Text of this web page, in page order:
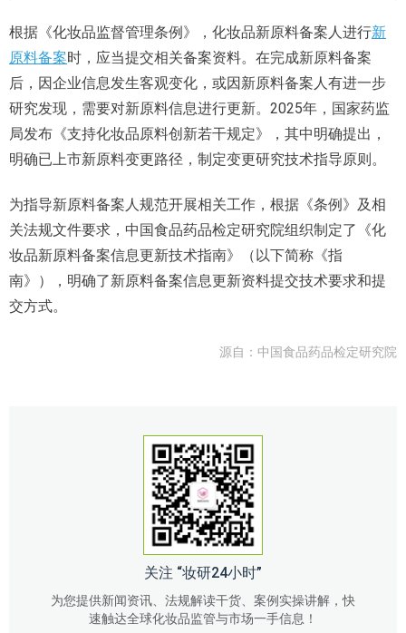
根据《化妆品监督管理条例》，化妆品新原料备案人进行新
原料备案时，应当提交相关备案资料。在完成新原料备案
后，因企业信息发生客观变化，或因新原料备案人有进一步
研究发现，需要对新原料信息进行更新。2025年，国家药监
局发布《支持化妆品原料创新若干规定》，其中明确提出，
明确已上市新原料变更路径，制定变更研究技术指导原则。
为指导新原料备案人规范开展相关工作，根据《条例》及相
关法规文件要求，中国食品药品检定研究院组织制定了《化
妆品新原料备案信息更新技术指南》（以下简称《指
南》），明确了新原料备案信息更新资料提交技术要求和提
交方式。
源自：中国食品药品检定研究院
关注 “妆研24小时”
为您提供新闻资讯、法规解读干货、案例实操讲解，快
速触达全球化妆品监管与市场一手信息！